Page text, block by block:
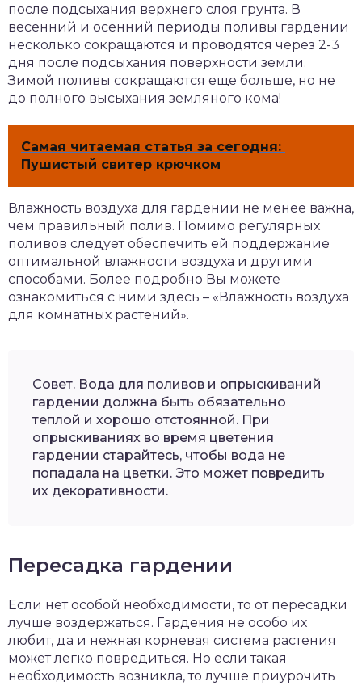
после подсыхания верхнего слоя грунта. В
весенний и осенний периоды поливы гардении
несколько сокращаются и проводятся через 2-3
дня после подсыхания поверхности земли.
Зимой поливы сокращаются еще больше, но не
до полного высыхания земляного кома!
Самая читаемая статья за сегодня:
Пушистый свитер крючком
Влажность воздуха для гардении не менее важна,
чем правильный полив. Помимо регулярных
поливов следует обеспечить ей поддержание
оптимальной влажности воздуха и другими
способами. Более подробно Вы можете
ознакомиться с ними здесь – «Влажность воздуха
для комнатных растений».
Совет. Вода для поливов и опрыскиваний
гардении должна быть обязательно
теплой и хорошо отстоянной. При
опрыскиваниях во время цветения
гардении старайтесь, чтобы вода не
попадала на цветки. Это может повредить
их декоративности.
Пересадка гардении
Если нет особой необходимости, то от пересадки
лучше воздержаться. Гардения не особо их
любит, да и нежная корневая система растения
может легко повредиться. Но если такая
необходимость возникла, то лучше приурочить